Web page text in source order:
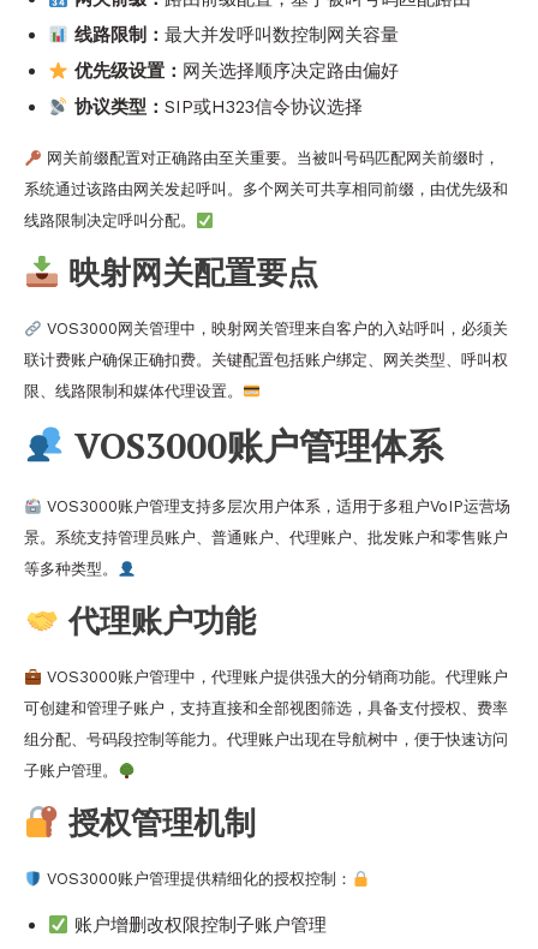
线路限制：最大并发呼叫数控制网关容量
优先级设置： 网关选择顺序决定路由偏好
协议类型：SIP或H323信令协议选择
网关前缀配置对正确路由至关重要。当被叫号码匹配网关前缀时，
系统通过该路由网关发起呼叫。多个网关可共享相同前缀，由优先级和
线路限制决定呼叫分配。
映射网关配置要点
VOS3000网关管理中，映射网关管理来自客户的入站呼叫，必须关
联计费账户确保正确扣费。关键配置包括账户绑定、网关类型、呼叫权
限、线路限制和媒体代理设置。
VOS3000账户管理体系
VOS3000账户管理支持多层次用户体系，适用于多租户VoIP运营场
景。系统支持管理员账户、普通账户、代理账户、批发账户和零售账户
等多种类型。
代理账户功能
VOS3000账户管理中，代理账户提供强大的分销商功能。代理账户
可创建和管理子账户，支持直接和全部视图筛选，具备支付授权、费率
组分配、号码段控制等能力。代理账户出现在导航树中，便于快速访问
子账户管理。
授权管理机制
VOS3000账户管理提供精细化的授权控制：
账户增删改权限控制子账户管理